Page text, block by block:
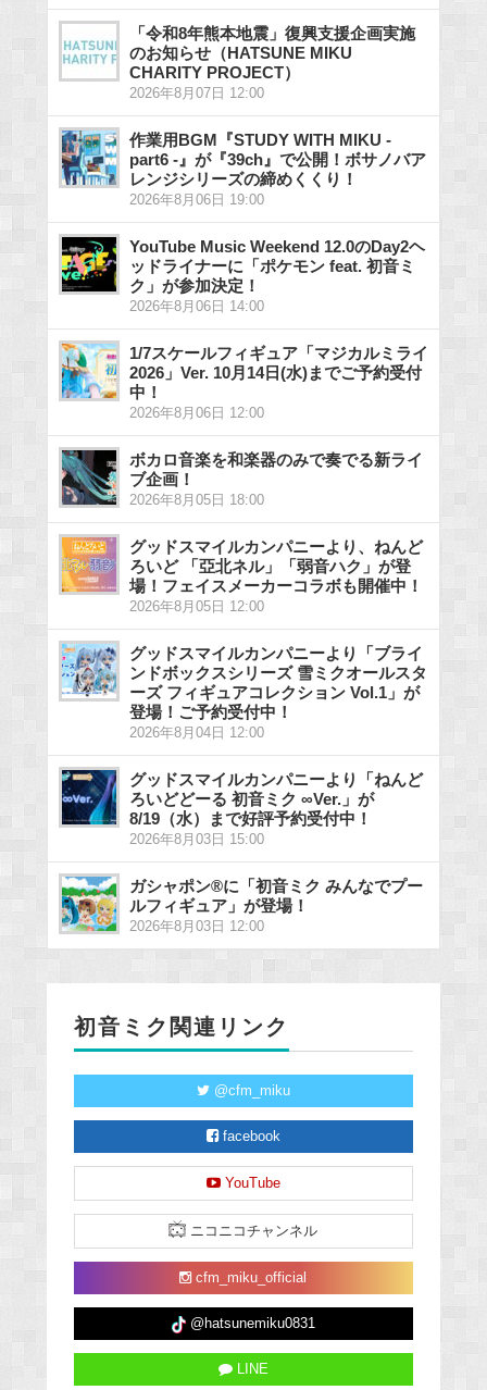
「令和8年熊本地震」復興支援企画実施
のお知らせ（HATSUNE MIKU
CHARITY PROJECT）
2026年8月07日 12:00
作業用BGM『STUDY WITH MIKU -
part6 -』が『39ch』で公開！ボサノバア
レンジシリーズの締めくくり！
2026年8月06日 19:00
YouTube Music Weekend 12.0のDay2ヘ
ッドライナーに「ポケモン feat. 初音ミ
ク」が参加決定！
2026年8月06日 14:00
1/7スケールフィギュア「マジカルミライ
2026」Ver. 10月14日(水)までご予約受付
中！
2026年8月06日 12:00
ボカロ音楽を和楽器のみで奏でる新ライ
ブ企画！
2026年8月05日 18:00
グッドスマイルカンパニーより、ねんど
ろいど 「亞北ネル」「弱音ハク」が登
場！フェイスメーカーコラボも開催中！
2026年8月05日 12:00
グッドスマイルカンパニーより「ブライ
ンドボックスシリーズ 雪ミクオールスタ
ーズ フィギュアコレクション Vol.1」が
登場！ご予約受付中！
2026年8月04日 12:00
グッドスマイルカンパニーより「ねんど
ろいどどーる 初音ミク ∞Ver.」が
8/19（水）まで好評予約受付中！
2026年8月03日 15:00
ガシャポン®に「初音ミク みんなでプー
ルフィギュア」が登場！
2026年8月03日 12:00
初音ミク関連リンク
@cfm_miku
facebook
YouTube
ニコニコチャンネル
cfm_miku_official
@hatsunemiku0831
LINE